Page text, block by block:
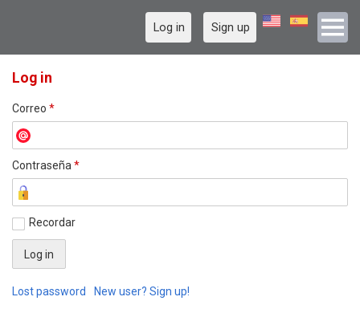
Log in Sign up
Log in
Correo *
Contraseña *
Recordar
Lost password New user? Sign up!